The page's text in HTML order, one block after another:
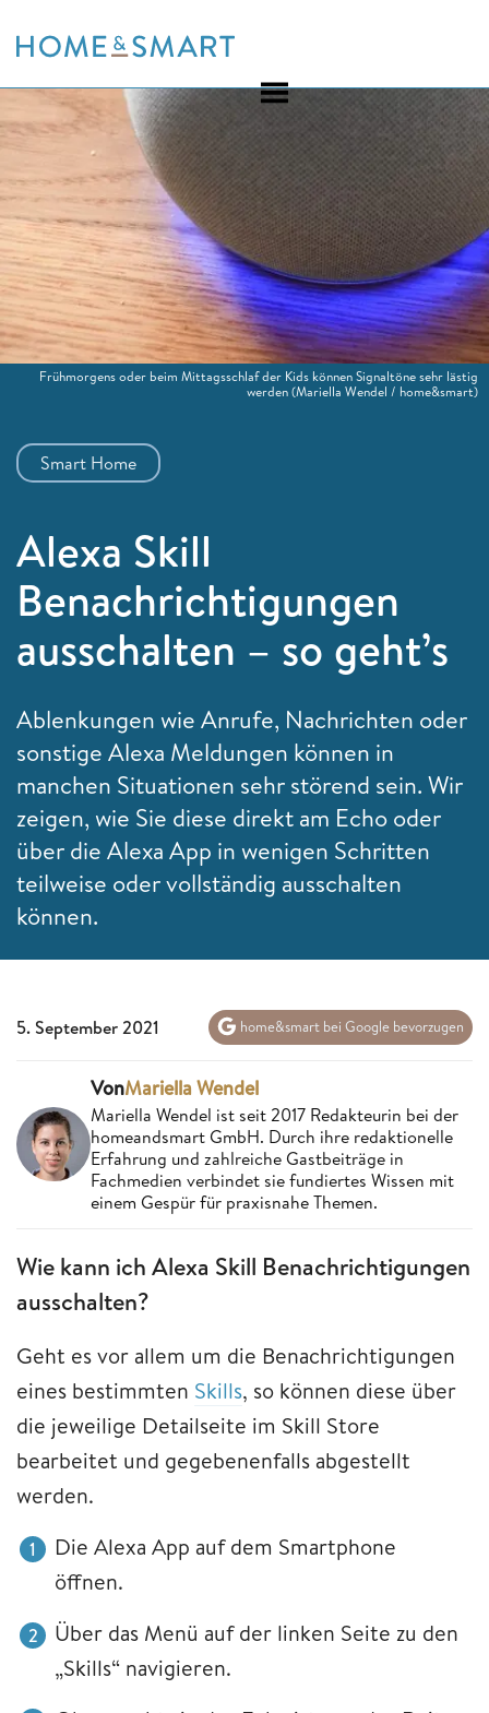
to
Smart Home
Alexa Skill
Benachrichtigungen
ausschalten – so geht’s
Ablenkungen wie Anrufe, Nachrichten oder
sonstige Alexa Meldungen können in
manchen Situationen sehr störend sein. Wir
zeigen, wie Sie diese direkt am Echo oder
über die Alexa App in wenigen Schritten
teilweise oder vollständig ausschalten
können.
Frühmorgens oder beim Mittagsschlaf der Kids können Signaltöne sehr lästig
werden(Mariella Wendel / home&smart)
5. September 2021 home&smart bei Google bevorzugen
VonMariella Wendel
Mariella Wendel ist seit 2017 Redakteurin bei der
homeandsmart GmbH. Durch ihre redaktionelle
Erfahrung und zahlreiche Gastbeiträge in
Fachmedien verbindet sie fundiertes Wissen mit
einem Gespür für praxisnahe Themen.
Wie kann ich Alexa Skill Benachrichtigungen
ausschalten?
Geht es vor allem um die Benachrichtigungen
eines bestimmten Skills, so können diese über
die jeweilige Detailseite im Skill Store
bearbeitet und gegebenenfalls abgestellt
werden.
Die Alexa App auf dem Smartphone
öffnen.
Über das Menü auf der linken Seite zu den
„Skills“ navigieren.